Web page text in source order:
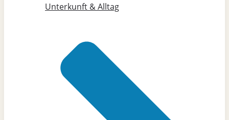
Unterkunft & Alltag